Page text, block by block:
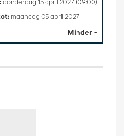
Minder
donderdag 15 april 2027 (09:00)
maandag 05 april 2027